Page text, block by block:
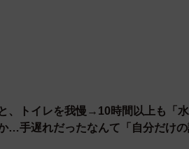
知らせを受けたのは5月初旬。
あって、ここまで来ているので、
、動画撮影やプレゼン資料の作成
、トイレを我慢→10時間以上も「
手遅れだったなんて「自分だけの
は？」